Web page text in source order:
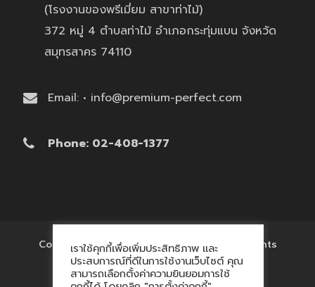
(โรงงานของพรีเมี่ยม สาขาท่าไม้)
372 หมู่ 4 ตำบลท่าไม้ อำเภอกระทุ่มแบน จังหวัด
สมุทรสาคร 74110
Email: • info@premium-perfect.com
Phone: 02-408-1377
Copyright © 2017 'โรงงานของพรีเมี่ยม' All Rights
Reserved.
เราใช้คุกกี้เพื่อเพิ่มประสิทธิภาพ และ
ประสบการณ์ที่ดีในการใช้งานเว็บไซต์ คุณ
สามารถเลือกตั้งค่าความยินยอมการใช้